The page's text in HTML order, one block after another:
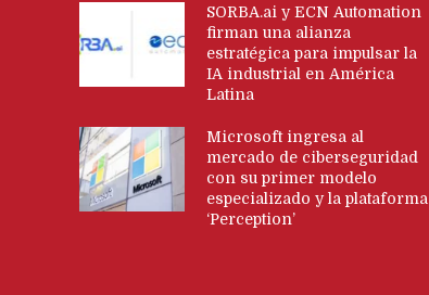
SORBA.ai y ECN Automation
firman una alianza
estratégica para impulsar la
IA industrial en América
Latina
Microsoft ingresa al
mercado de ciberseguridad
con su primer modelo
especializado y la plataforma
‘Perception’